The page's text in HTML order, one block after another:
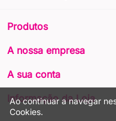
Ao continuar a navegar
Cookies.
Produtos
A nossa empresa
A sua conta
Informação da Loja